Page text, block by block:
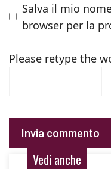
Salva il mio
browser per la
Please retype the
Vedi anche